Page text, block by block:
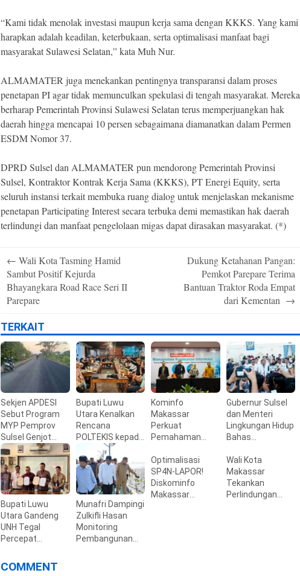
“Kami tidak menolak investasi maupun kerja sama dengan KKKS. Yang kami
harapkan adalah keadilan, keterbukaan, serta optimalisasi manfaat bagi
masyarakat Sulawesi Selatan,” kata Muh Nur.
ALMAMATER juga menekankan pentingnya transparansi dalam proses
penetapan PI agar tidak memunculkan spekulasi di tengah masyarakat. Mereka
berharap Pemerintah Provinsi Sulawesi Selatan terus memperjuangkan hak
daerah hingga mencapai 10 persen sebagaimana diamanatkan dalam Permen
ESDM Nomor 37.
DPRD Sulsel dan ALMAMATER pun mendorong Pemerintah Provinsi
Sulsel, Kontraktor Kontrak Kerja Sama (KKKS), PT Energi Equity, serta
seluruh instansi terkait membuka ruang dialog untuk menjelaskan mekanisme
penetapan Participating Interest secara terbuka demi memastikan hak daerah
terlindungi dan manfaat pengelolaan migas dapat dirasakan masyarakat. (*)
navigation
← Wali Kota Tasming Hamid
Sambut Positif Kejurda
Bhayangkara Road Race Seri II
Parepare
Dukung Ketahanan Pangan:
Pemkot Parepare Terima
Bantuan Traktor Roda Empat
dari Kementan →
TERKAIT
Sekjen APDESI
Sebut Program
MYP Pemprov
Sulsel Genjot
Ekonomi Desa
Bupati Luwu
Utara Kenalkan
Rencana
POLTEKIS kepada
Mahasiswa Luwu
Raya di
Yogyakarta
Kominfo
Makassar
Perkuat
Pemahaman
Keamanan
Informasi
Gubernur Sulsel
dan Menteri
Lingkungan Hidup
Bahas
Mamminasata
Bupati Luwu
Utara Gandeng
UNH Tegal
Percepat
Perguruan Tinggi
di Luwu Utara
Munafri Dampingi
Zulkifli Hasan
Monitoring
Pembangunan
Optimalisasi
SP4N-LAPOR!
Diskominfo
Makassar
Wali Kota
Makassar
Tekankan
Perlindungan
COMMENT